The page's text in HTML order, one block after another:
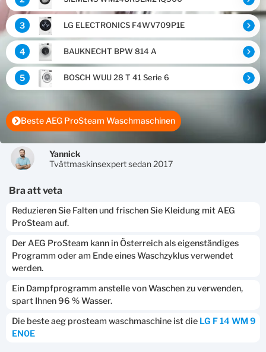
3 LG ELECTRONICS F4WV709P1E
4 BAUKNECHT BPW 814 A
5 BOSCH WUU 28 T 41 Serie 6
Beste AEG ProSteam Waschmaschinen
Yannick
Tvättmaskinsexpert sedan 2017
bra att veta
Reduzieren Sie Falten und frischen Sie Kleidung mit AEG
ProSteam auf.
Der AEG ProSteam kann in Österreich als eigenständiges
Programm oder am Ende eines Waschzyklus verwendet
werden.
Ein Dampfprogramm anstelle von Waschen zu verwenden,
spart Ihnen 96 % Wasser.
Die beste aeg prosteam waschmaschine ist die LG F 14 WM 9
EN0E